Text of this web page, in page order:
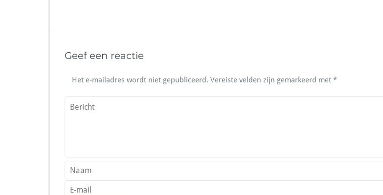
Geef een reactie
Het e-mailadres wordt niet gepubliceerd. Vereiste velden zijn gemarkeerd met *